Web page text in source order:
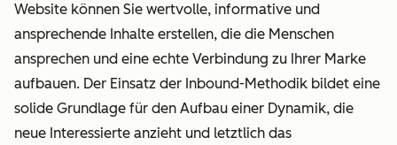
Website können Sie wertvolle, informative und
ansprechende Inhalte erstellen, die die Menschen
ansprechen und eine echte Verbindung zu Ihrer Marke
aufbauen. Der Einsatz der Inbound-Methodik bildet eine
solide Grundlage für den Aufbau einer Dynamik, die
neue Interessierte anzieht und letztlich das